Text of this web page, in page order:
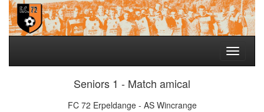
Toggle
Seniors 1 - Match amical
FC 72 Erpeldange - AS Wincrange